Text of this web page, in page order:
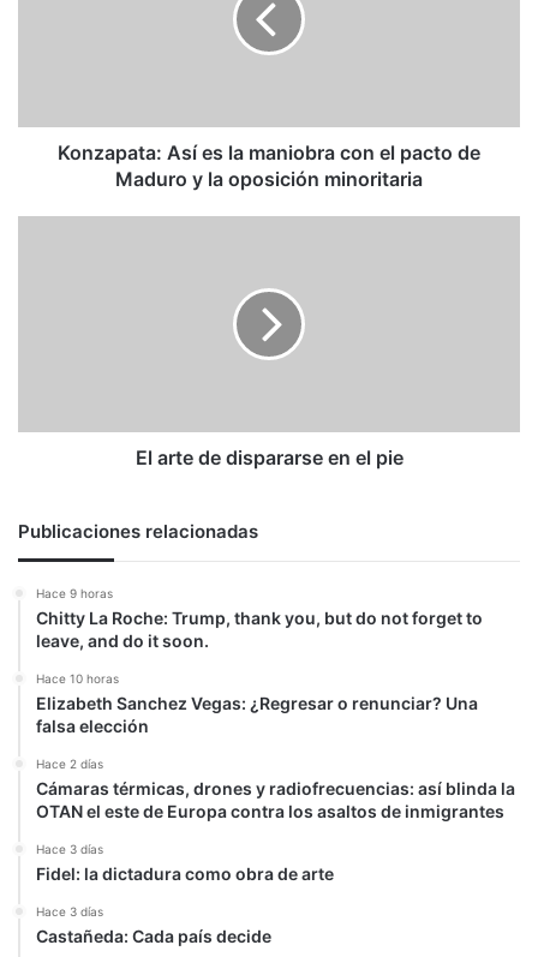
de
MaduroKonzapata: Así es la maniobra con el pacto de
Maduro y la oposición minoritaria
El arte de dispararse en el pie
Publicaciones relacionadas
Hace 9 horas
Chitty La Roche: Trump, thank you, but do not forget to
leave, and do it soon.
Hace 10 horas
Elizabeth Sanchez Vegas: ¿Regresar o renunciar? Una
falsa elección
Hace 2 días
Cámaras térmicas, drones y radiofrecuencias: así blinda la
OTAN el este de Europa contra los asaltos de inmigrantes
Hace 3 días
Fidel: la dictadura como obra de arte
Hace 3 días
Castañeda: Cada país decide